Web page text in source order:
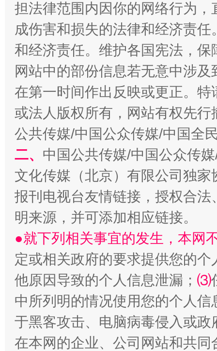
“刷贴”乱象丛生
生
揭批美国五大"原罪" "炒
担法律范围内因你的网络行为
成伤害和损失的法律和经济责
和经济责任。维护各国宪法，
网站中的部份信息若无意中涉
在第一时间作出反映或更正。
或法人版权所有，网站有权先
公共传媒/中国公众传媒/中国全
二、 中国公共传媒/中国公众传
文化传媒（北京）有限公司独
报刊电视台友情链接，授权合
明来源，并可添加相应链接。
●就下列相关事宜的发生，本网
定或相关政府的要求提供您的个
他原因导致的个人信息泄漏； ⑶
中所列明的情况使用您的个人
于黑客攻击、电脑病毒侵入或
在本网的企业、公司网站和共